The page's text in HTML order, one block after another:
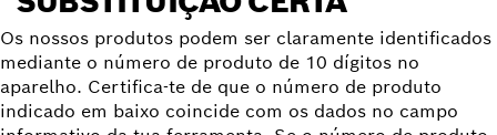
Os nossos produtos podem ser claramente identificados
mediante o número de produto de 10 dígitos no
aparelho. Certifica-te de que o número de produto
indicado em baixo coincide com os dados no campo